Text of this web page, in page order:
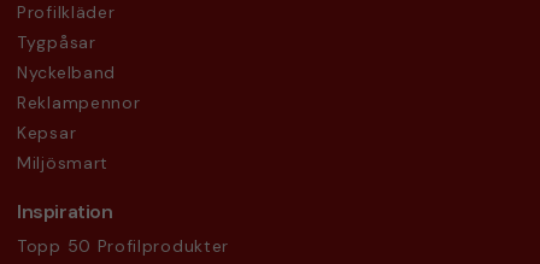
Profilkläder
Tygpåsar
Nyckelband
Reklampennor
Kepsar
Miljösmart
Inspiration
Topp 50 Profilprodukter